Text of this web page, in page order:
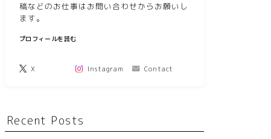
稿などのお仕事はお問い合わせからお願いし
ます。
プロフィールを読む
X Instagram Contact
Recent Posts